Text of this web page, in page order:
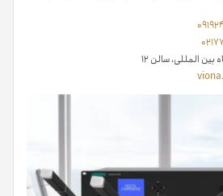
بین المللی، سالن ۱۲